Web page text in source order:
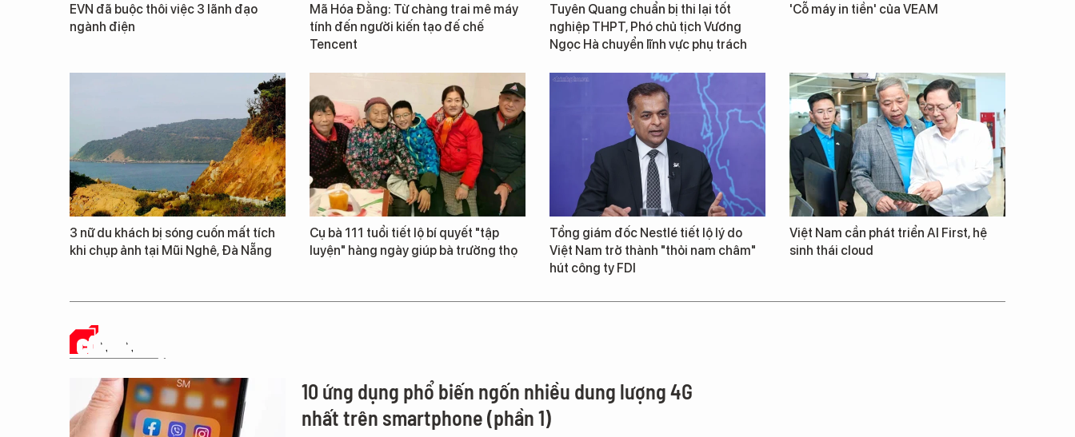
EVN đã buộc thôi việc 3 lãnh đạo
ngành điện
Mã Hóa Đằng: Từ chàng trai mê máy
tính đến người kiến tạo đế chế
Tencent
Tuyên Quang chuẩn bị thi lại tốt
nghiệp THPT, Phó chủ tịch Vương
Ngọc Hà chuyển lĩnh vực phụ trách
'Cỗ máy in tiền' của VEAM
3 nữ du khách bị sóng cuốn mất tích
khi chụp ảnh tại Mũi Nghê, Đà Nẵng
Cụ bà 111 tuổi tiết lộ bí quyết "tập
luyện" hàng ngày giúp bà trường thọ
Tổng giám đốc Nestlé tiết lộ lý do
Việt Nam trở thành "thỏi nam châm"
hút công ty FDI
Việt Nam cần phát triển AI First, hệ
sinh thái cloud
CÔNG NGHỆ
10 ứng dụng phổ biến ngốn nhiều dung lượng 4G
nhất trên smartphone (phần 1)